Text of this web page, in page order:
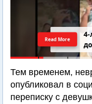
Read More
Тем временем,
опубликовал в
переписку с